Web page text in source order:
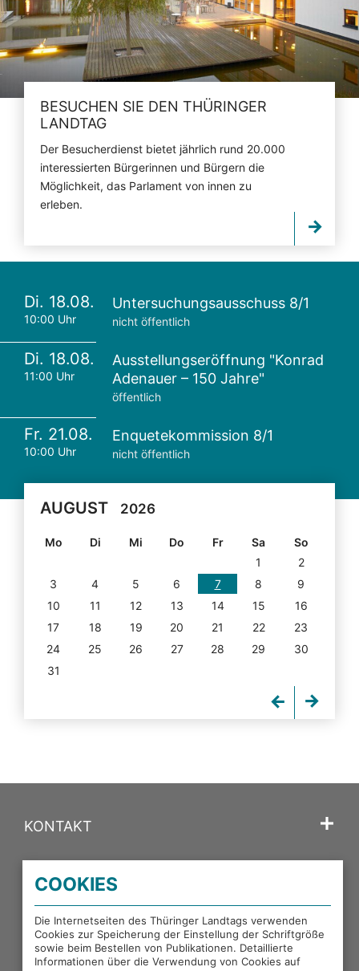
BESUCHEN SIE DEN THÜRINGER
LANDTAG
Der Besucherdienst bietet jährlich rund 20.000
interessierten Bürgerinnen und Bürgern die
Möglichkeit, das Parlament von innen zu
erleben.
Di. 18.08.
10:00 Uhr
Untersuchungsausschuss 8/1
nicht öffentlich
Di. 18.08.
11:00 Uhr
Ausstellungseröffnung "Konrad
Adenauer – 150 Jahre"
öffentlich
Fr. 21.08.
10:00 Uhr
Enquetekommission 8/1
nicht öffentlich
AUGUST 2026
Mo Di Mi Do Fr Sa
So
1
2
3
4 5 6 7 8
9
10
11 12 13 14 15
16
17
18 19 20 21 22
23
24
25 26 27 28 29
30
31
KONTAKT
PORTALE DES THÜRINGER LANDTAGS
EXTERNE LINKS
COOKIES
Die Internetseiten des Thüringer Landtags verwenden
Cookies zur Speicherung der Einstellung der Schriftgröße
sowie beim Bestellen von Publikationen. Detaillierte
Informationen über die Verwendung von Cookies auf